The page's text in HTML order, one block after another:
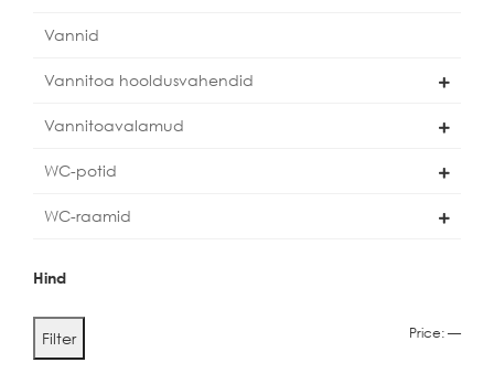
Vannid
Vannitoa hooldusvahendid
Vannitoavalamud
WC-potid
WC-raamid
Hind
Min
Max
Filter Price: —